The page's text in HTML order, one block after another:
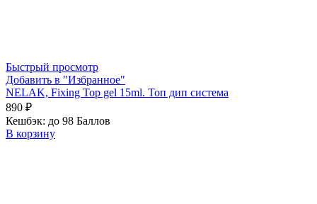
Быстрый просмотр
Добавить в "Избранное"
NELAK, Fixing Top gel 15ml. Топ дип система
890 ₽
Кешбэк: до 98 Баллов
В корзину